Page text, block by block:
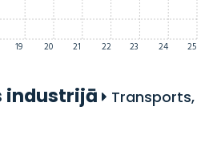
19 20 21 22 23 24 25
industrijā
Transports,